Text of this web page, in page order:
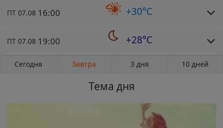
ПТ 07.08 16:00 +30°C
ПТ 07.08 19:00 +28°C
Сегодня Завтра 3 дня 10 дней
Тема дня